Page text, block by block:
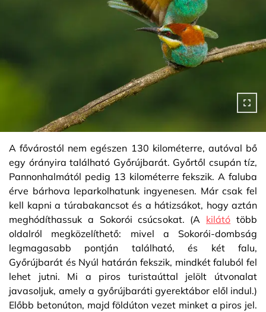
A fővárostól nem egészen 130 kilométerre, autóval bő
egy órányira található Győrújbarát. Győrtől csupán tíz,
Pannonhalmától pedig 13 kilométerre fekszik. A faluba
érve bárhova leparkolhatunk ingyenesen. Már csak fel
kell kapni a túrabakancsot és a hátizsákot, hogy aztán
meghódíthassuk a Sokorói csúcsokat. (A kilátó több
oldalról megközelíthető: mivel a Sokorói-dombság
legmagasabb pontján található, és két falu,
Győrújbarát és Nyúl határán fekszik, mindkét faluból fel
lehet jutni. Mi a piros turistaúttal jelölt útvonalat
javasoljuk, amely a győrújbaráti gyerektábor elől indul.)
Előbb betonúton, majd földúton vezet minket a piros jel.